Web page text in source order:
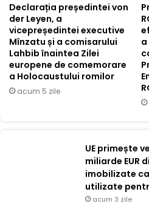
Declarația președintei von
der Leyen, a
vicepreședintei executive
Mînzatu și a comisarului
Lahbib înaintea Zilei
europene de comemorare
a Holocaustului romilor
acum 5 zile
UE primește
miliarde EUR
imobilizate
utilizate
acum 3 zile